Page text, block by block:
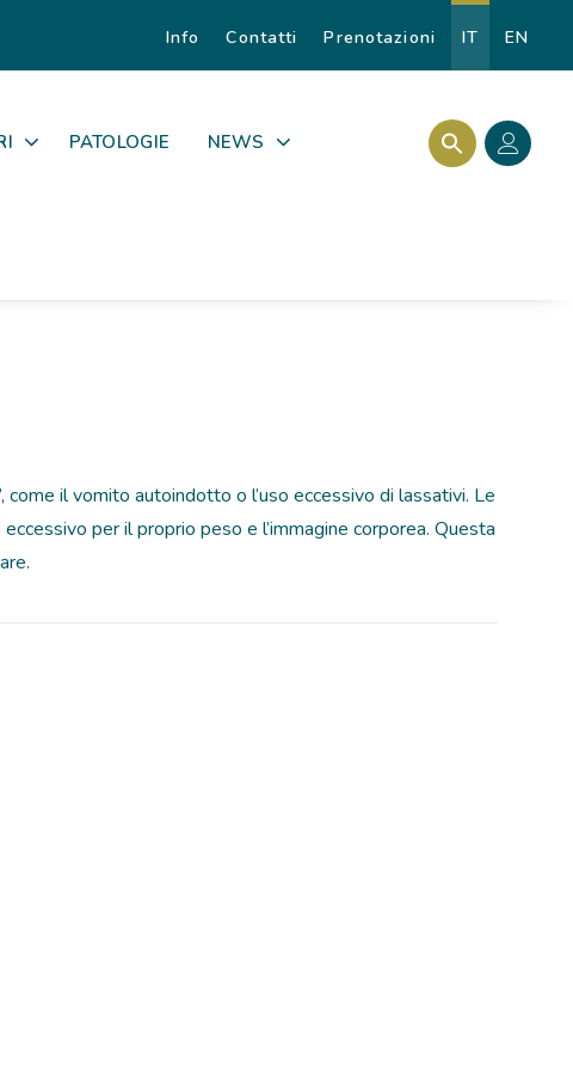
Info Contatti Prenotazioni IT EN
PATOLOGIE
NEWS
Search for:
Search
il vomito autoindotto o l’uso eccessivo di lassativi. Le
per il proprio peso e l’immagine corporea. Questa